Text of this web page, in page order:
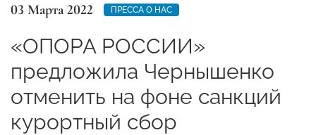
03 Марта 2022 ПРЕССА О НАС
«ОПОРА РОССИИ»
предложила Чернышенко
отменить на фоне санкций
курортный сбор